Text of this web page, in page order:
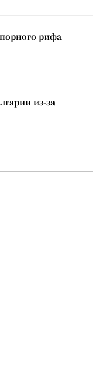
рифа
из-за